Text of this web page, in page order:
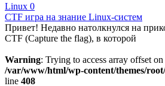
Linux 0
CTF игра на знание Linux-систем
Привет! Недавно натолкнулся на
CTF (Capture the flag), в которой
Warning: Trying to access array offset
/var/www/html/wp-content/themes/
line 408